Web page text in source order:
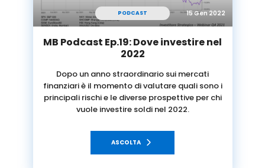
PODCAST 15 Gen 2022
MB Podcast Ep.19: Dove investire nel
2022
Dopo un anno straordinario sui mercati
finanziari è il momento di valutare quali sono i
principali rischi e le diverse prospettive per chi
vuole investire soldi nel 2022.
ASCOLTA